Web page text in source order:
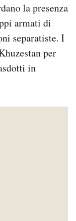
la presenza
armati di
separatiste. I
per
in